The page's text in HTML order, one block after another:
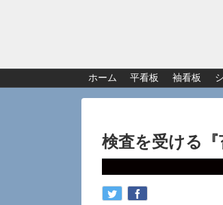
ホーム 平看板 袖看板
検査を受ける『